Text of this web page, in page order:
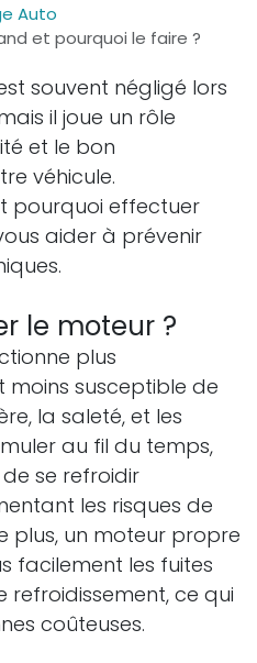
Auto
et pourquoi le faire ?
souvent négligé lors
il joue un rôle
et le bon
véhicule.
pourquoi effectuer
aider à prévenir
le moteur ?
plus
susceptible de
la saleté, et les
au fil du temps,
se refroidir
les risques de
plus, un moteur propre
facilement les fuites
refroidissement, ce qui
coûteuses.